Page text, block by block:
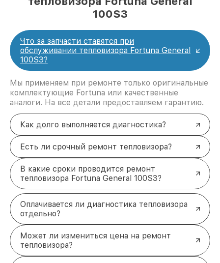
100S3
Что за запчасти ставятся при
обслуживании тепловизора Fortuna General
100S3?
Мы применяем при ремонте только оригинальные
комплектующие Fortuna или качественные
аналоги. На все детали предоставляем гарантию.
Как долго выполняется диагностика?
Есть ли срочный ремонт тепловизора?
В какие сроки проводится ремонт
тепловизора Fortuna General 100S3?
Оплачивается ли диагностика тепловизора
отдельно?
Может ли измениться цена на ремонт
тепловизора?